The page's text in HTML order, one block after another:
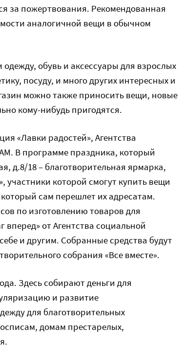
за пожертвования. Рекомендованная
аналогичной вещи в обычном
обувь и аксессуары для взрослых
посуду, и много других интересных и
можно также приносить вещи, новые
кому-нибудь пригодятся.
«Лавки радостей», Агентства
В программе праздника, который
д.8/18 – благотворительная ярмарка,
которой смогут купить вещи
сам перешлет их адресатам.
по изготовлению товаров для
от Агентства социальной
и другим. Собранные средства будут
собрания «Все вместе».
Здесь собирают деньги для
и развитие
для благотворительных
домам престарелых,